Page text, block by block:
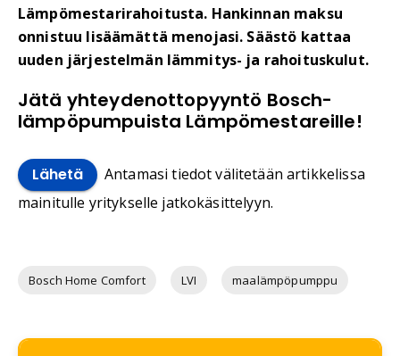
Lämpömestarirahoitusta. Hankinnan maksu
onnistuu lisäämättä menojasi. Säästö kattaa
uuden järjestelmän lämmitys- ja rahoituskulut.
Jätä yhteydenottopyyntö Bosch-
lämpöpumpuista Lämpömestareille!
Lähetä
Antamasi tiedot välitetään artikkelissa
mainitulle yritykselle jatkokäsittelyyn.
Bosch Home Comfort LVI maalämpöpumppu